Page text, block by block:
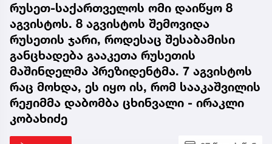
რუსეთ-საქართველოს ომი დაიწყო 8
აგვისტოს. 8 აგვისტოს შემოვიდა
რუსეთის ჯარი, როდესაც შესაბამისი
განცხადება გააკეთა რუსეთის
მაშინდელმა პრეზიდენტმა. 7 აგვისტოს
რაც მოხდა, ეს იყო ის, რომ სააკაშვილის
რეჟიმმა დაბომბა ცხინვალი - ირაკლი
კობახიძე